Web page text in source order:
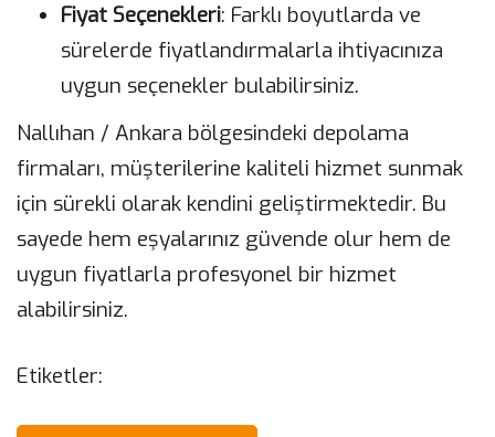
Fiyat Seçenekleri: Farklı boyutlarda ve
sürelerde fiyatlandırmalarla ihtiyacınıza
uygun seçenekler bulabilirsiniz.
Nallıhan / Ankara bölgesindeki depolama
firmaları, müşterilerine kaliteli hizmet sunmak
için sürekli olarak kendini geliştirmektedir. Bu
sayede hem eşyalarınız güvende olur hem de
uygun fiyatlarla profesyonel bir hizmet
alabilirsiniz.
Etiketler: